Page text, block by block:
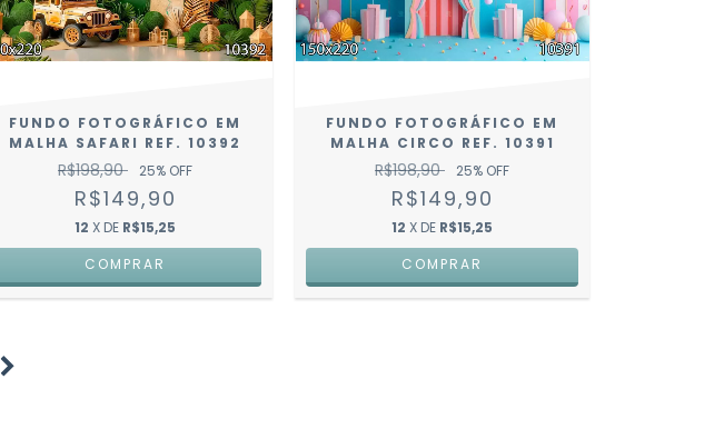
FUNDO FOTOGRÁFICO EM
MALHA SAFARI REF. 10392
R$198,90 25% OFF
R$149,90
12 X DE R$15,25
COMPRAR
FUNDO FOTOGRÁFICO EM
MALHA CIRCO REF. 10391
R$198,90 25% OFF
R$149,90
12 X DE R$15,25
COMPRAR